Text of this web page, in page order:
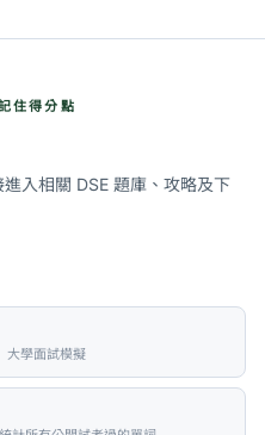
住得分點
入相關 DSE 題庫、攻略及下
大學面試模擬